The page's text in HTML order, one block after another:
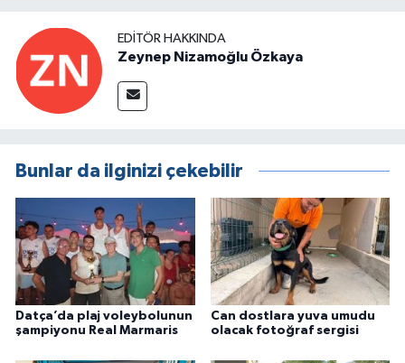
EDITÖR HAKKINDA
Zeynep Nizamoğlu Özkaya
Bunlar da ilginizi çekebilir
Datça’da plaj voleybolunun
şampiyonu Real Marmaris
Can dostlara yuva umudu
olacak fotoğraf sergisi